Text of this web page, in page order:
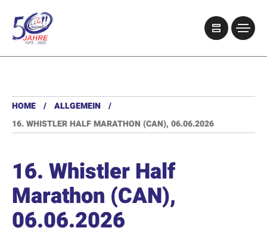
HOME
ALLGEMEIN
16. WHISTLER HALF MARATHON (CAN), 06.06.2026
16. Whistler Half
Marathon (CAN),
06.06.2026